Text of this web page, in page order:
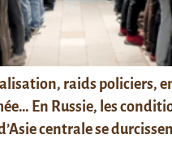
raids policiers,
En Russie, les
centrale se